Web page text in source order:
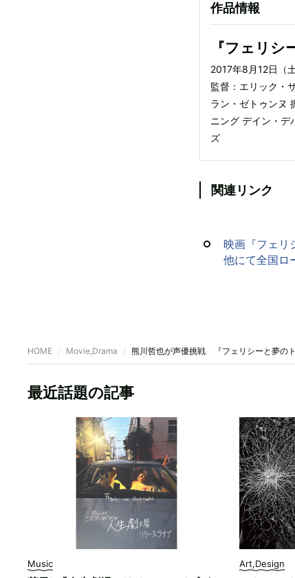
作品情報
『フェリシ
2017年8月12日（
監督：エリック・
ラン・ゼトゥンヌ
ニング デイン・デ
ズ
関連リンク
映画『フェリ
他にて全国ロ
HOME Movie,Drama 熊川哲也が声優挑戦 『フェリシーと夢の
最近話題の記事
Music Art,Design